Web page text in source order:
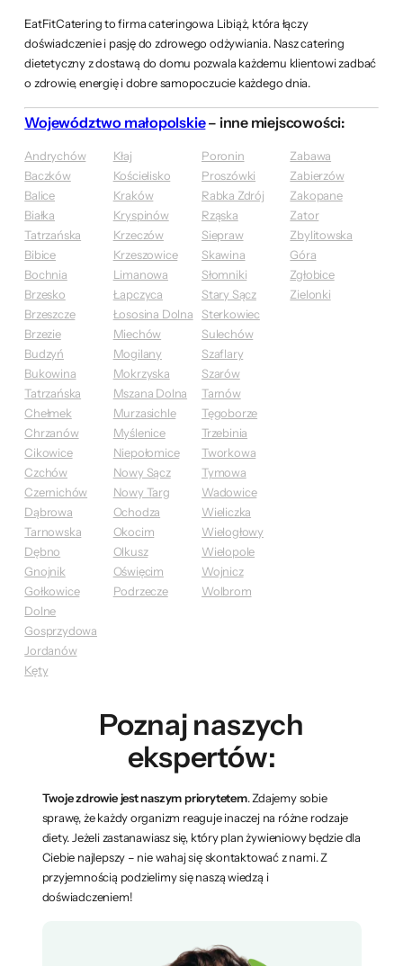
EatFitCatering to firma cateringowa Libiąż, która łączy
doświadczenie i pasję do zdrowego odżywiania. Nasz catering
dietetyczny z dostawą do domu pozwala każdemu klientowi zadbać
o zdrowie, energię i dobre samopoczucie każdego dnia.
Województwo małopolskie– inne miejscowości:
Andrychów
Baczków
Balice
Białka
Tatrzańska
Bibice
Bochnia
Brzesko
Brzeszcze
Brzezie
Budzyń
Bukowina
Tatrzańska
Chełmek
Chrzanów
Cikowice
Czchów
Czernichów
Dąbrowa
Tarnowska
Dębno
Gnojnik
Gołkowice
Dolne
Gosprzydowa
Jordanów
Kęty
Kłaj
Kościelisko
Kraków
Kryspinów
Krzeczów
Krzeszowice
Limanowa
Łapczyca
Łososina Dolna
Miechów
Mogilany
Mokrzyska
Mszana Dolna
Murzasichle
Myślenice
Niepołomice
Nowy Sącz
Nowy Targ
Ochodza
Okocim
Olkusz
Oświęcim
Podrzecze
Poronin
Proszówki
Rabka Zdrój
Rząska
Siepraw
Skawina
Słomniki
Stary Sącz
Sterkowiec
Sulechów
Szaflary
Szarów
Tarnów
Tęgoborze
Trzebinia
Tworkowa
Tymowa
Wadowice
Wieliczka
Wielogłowy
Wielopole
Wojnicz
Wolbrom
Zabawa
Zabierzów
Zakopane
Zator
Zbylitowska
Góra
Zgłobice
Zielonki
Poznaj naszych
ekspertów:
Twoje zdrowie jest naszym priorytetem. Zdajemy sobie
sprawę, że każdy organizm reaguje inaczej na różne rodzaje
diety. Jeżeli zastanawiasz się, który plan żywieniowy będzie dla
Ciebie najlepszy – nie wahaj się skontaktować z nami. Z
przyjemnością podzielimy się naszą wiedzą i
doświadczeniem!